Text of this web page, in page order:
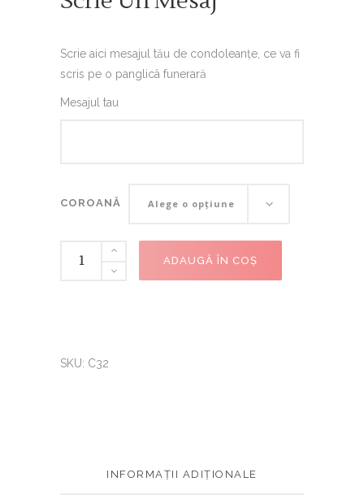
Scrie aici mesajul tău de condoleanțe, ce va fi
scris pe o panglicâ funerară
Mesajul tau
COROANĂ Alege o opțiune
ADAUGĂ ÎN COȘ
SKU: C32
INFORMAȚII ADIȚIONALE